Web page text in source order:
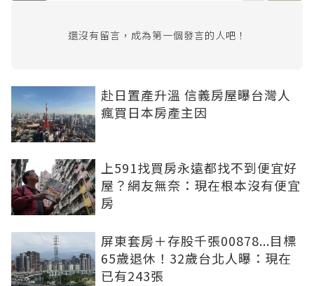
還沒有留言，成為第一個發言的人吧！
赴日置產升溫 信義房屋曝台灣人
瘋買日本房產主因
上591找買房永遠都找不到便宜好
屋？網友無奈：現在根本沒有便宜
房
屏東套房＋存股千張00878...目標
65歲退休！32歲台北人曝：現在
已有243張